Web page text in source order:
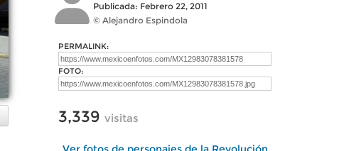
Publicada: Febrero 22, 2011
© Alejandro Espindola
PERMALINK:
FOTO:
3,339 visitas